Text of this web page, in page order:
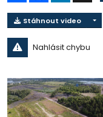
Stáhnout video
Nahlásit chybu